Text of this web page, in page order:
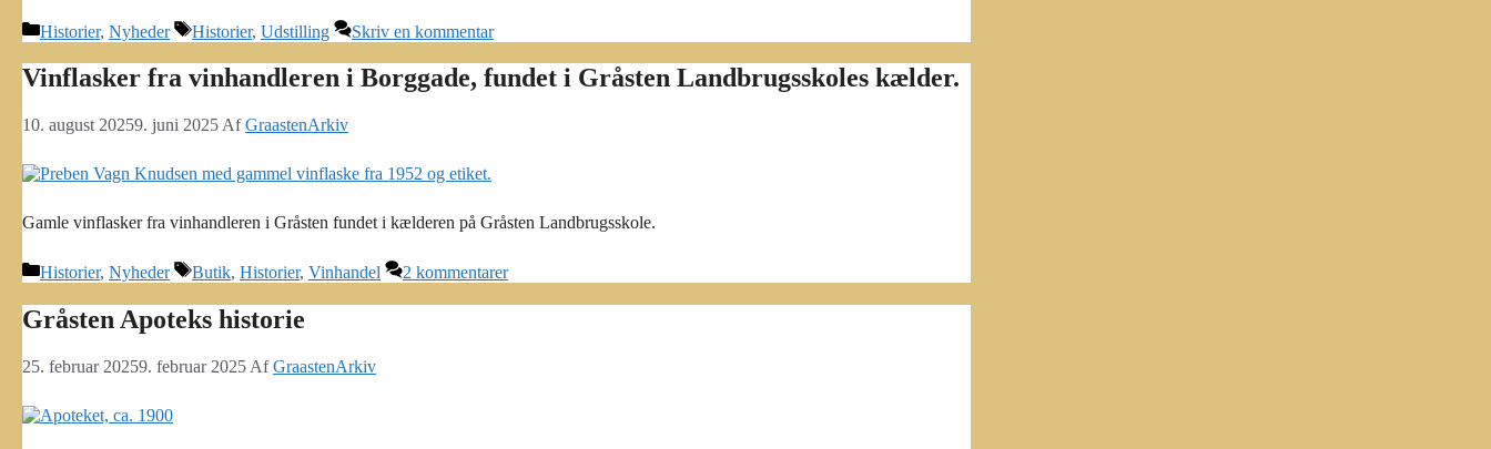
Kategorier
Historier, Nyheder Tags
Historier, Udstilling Skriv en kommentar
Vinflasker fra vinhandleren i Borggade, fundet i Gråsten Landbrugsskoles kælder.
10. august 20259. juni 2025 AfGraastenArkiv
Gamle vinflasker fra vinhandleren i Gråsten fundet i kælderen på Gråsten Landbrugsskole.
Kategorier
Historier, Nyheder Tags
Butik, Historier, Vinhandel 2 kommentarer
Gråsten Apoteks historie
25. februar 20259. februar 2025 AfGraastenArkiv